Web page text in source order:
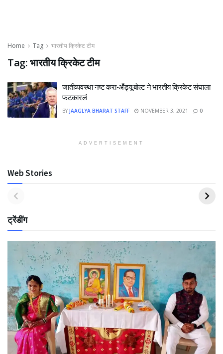
Home Tag भारतीय क्रिकेट टीम
Tag:भारतीय क्रिकेट टीम
जातीव्यवस्था नष्ट करा-अँड्र्यू बोल्ट ने भारतीय क्रिकेट संघाला
फटकारलं
BY JAAGLYA BHARAT STAFF NOVEMBER 3, 2021 0
ADVERTISEMENT
Web Stories
ट्रेंडींग